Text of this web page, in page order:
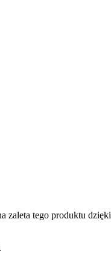
zaleta tego produktu dzięki